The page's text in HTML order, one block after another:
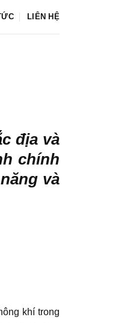
LIÊN HỆ
địa và
chính
và
khí trong